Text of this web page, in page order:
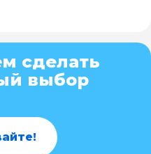
сделать
выбор